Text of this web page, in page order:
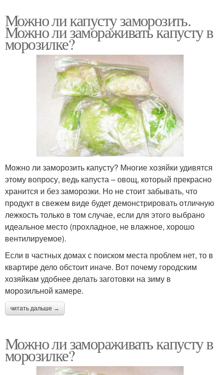
Можно ли капусту заморозить.
Можно ли замораживать капусту в
морозилке?
Можно ли заморозить капусту? Многие хозяйки удивятся
этому вопросу, ведь капуста – овощ, который прекрасно
хранится и без заморозки. Но не стоит забывать, что
продукт в свежем виде будет демонстрировать отличную
лежкость только в том случае, если для этого выбрано
идеальное место (прохладное, не влажное, хорошо
вентилируемое).
Если в частных домах с поиском места проблем нет, то в
квартире дело обстоит иначе. Вот почему городским
хозяйкам удобнее делать заготовки на зиму в
морозильной камере.
читать дальше →
Можно ли замораживать капусту в
морозилке?